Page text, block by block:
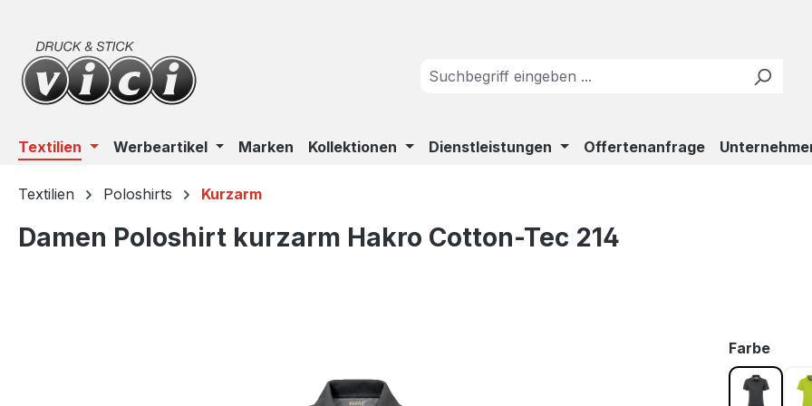
Textilien Werbeartikel Marken Kollektionen Dienstleistungen Offertenanfrage
Textilien Poloshirts Kurzarm
Damen Poloshirt kurzarm Hakro Cotton-Tec 214
Farbe